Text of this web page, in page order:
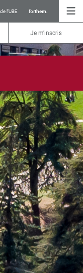
l’UBE forthem.
Je m'inscris